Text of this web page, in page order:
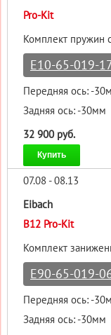
Pro-Kit
Комплект пружин
E10-65-019-
Передняя ось: -
Задняя ось: -30мм
32 900 руб.
Купить
07.08 - 08.13
Eibach
B12 Pro-Kit
Комплект
E90-65-019-
Передняя ось: -
Задняя ось: -30мм